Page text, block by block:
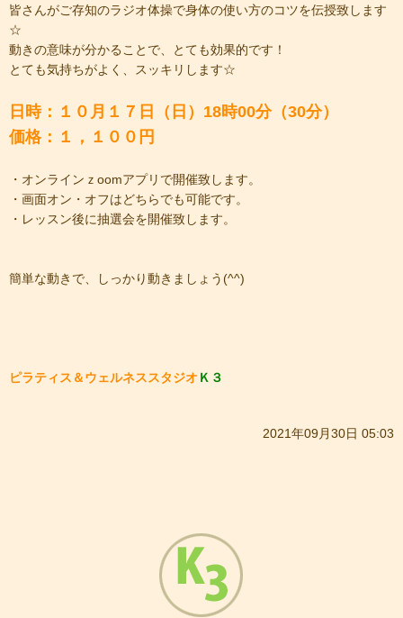
皆さんがご存知のラジオ体操で身体の使い方のコツを伝授致します
☆
動きの意味が分かることで、とても効果的です！
とても気持ちがよく、スッキリします☆
日時：１０月１７日（日）18時00分（30分）
価格：１，１００円
・オンラインｚoomアプリで開催致します。
・画面オン・オフはどちらでも可能です。
・レッスン後に抽選会を開催致します。
簡単な動きで、しっかり動きましょう(^^)
ピラティス＆ウェルネススタジオ Ｋ３
2021年09月30日 05:03